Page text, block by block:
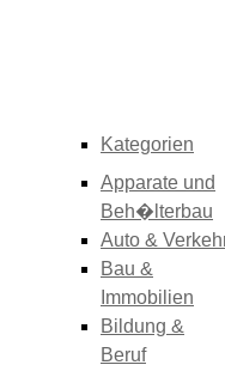
Kategorien
Apparate und
Beh�lterbau
Auto &
Bau &
Immobilien
Bildung &
Beruf